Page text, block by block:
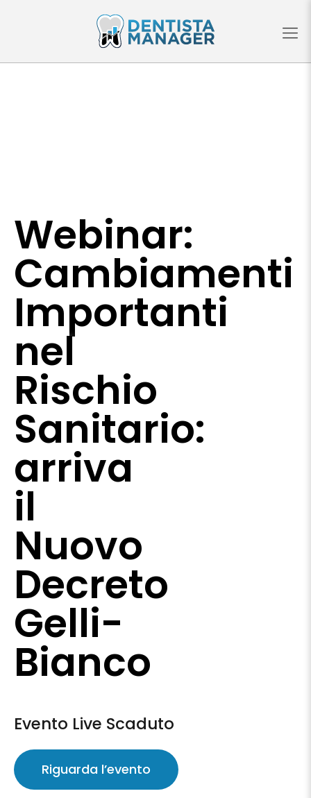
Webinar:
Cambiamenti
Importanti
nel
Rischio
Sanitario:
arriva
il
Nuovo
Decreto
Gelli-
Bianco
Evento Live Scaduto
Riguarda l’evento